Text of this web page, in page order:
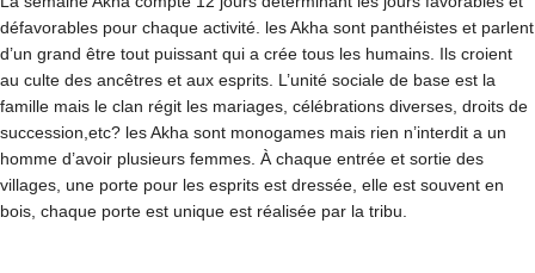
défavorables pour chaque activité. les Akha sont panthéistes et parlent
d’un grand être tout puissant qui a crée tous les humains. Ils croient
au culte des ancêtres et aux esprits. L’unité sociale de base est la
famille mais le clan régit les mariages, célébrations diverses, droits de
succession,etc? les Akha sont monogames mais rien n’interdit a un
homme d’avoir plusieurs femmes. À chaque entrée et sortie des
villages, une porte pour les esprits est dressée, elle est souvent en
bois, chaque porte est unique est réalisée par la tribu.